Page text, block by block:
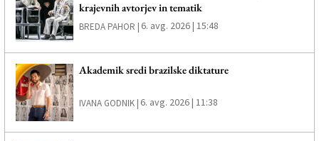
krajevnih avtorjev in tematik
BREDA PAHOR | 6. avg. 2026 | 15:48
Akademik sredi brazilske diktature
IVANA GODNIK | 6. avg. 2026 | 11:38